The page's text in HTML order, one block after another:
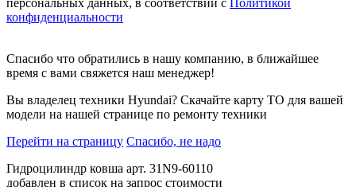
персональных данных, в соответствии с Политикой
конфиденциальности
Спасибо что обратились в нашу компанию, в ближайшее
время с вами свяжется наш менеджер!
Вы владелец техники Hyundai? Скачайте карту ТО для вашей
модели на нашей странице по ремонту техники
Перейти на страницу Спасибо, не надо
Гидроцилиндр ковша арт. 31N9-60110
добавлен в список на запрос стоимости